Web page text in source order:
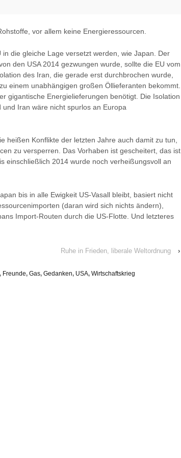
vor allem keine Energieressourcen.
die gleiche Lage versetzt werden, wie Japan. Der
den USA 2014 gezwungen wurde, sollte die EU vom
des Iran, die gerade erst durchbrochen wurde,
einem unabhängigen großen Öllieferanten bekommt.
gigantische Energielieferungen benötigt. Die Isolation
Iran wäre nicht spurlos an Europa
heißen Konflikte der letzten Jahre auch damit zu tun,
zu versperren. Das Vorhaben ist gescheitert, das ist
einschließlich 2014 wurde noch verheißungsvoll an
bis in alle Ewigkeit US-Vasall bleibt, basiert nicht
(daran wird sich nichts ändern),
Import-Routen durch die US-Flotte. Und letzteres
Ruhe in Frieden, liberale Weltordnung ›
, Freunde, Gas, Gedanken, USA, Wirtschaftskrieg